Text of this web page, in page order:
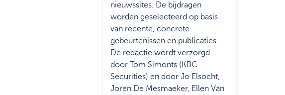
nieuwssites. De bijdragen
worden geselecteerd op basis
van recente, concrete
gebeurtenissen en publicaties.
De redactie wordt verzorgd
door Tom Simonts (KBC
Securities) en door Jo Elsocht,
Joren De Mesmaeker, Ellen Van